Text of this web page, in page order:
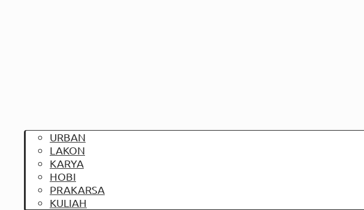
URBAN
LAKON
KARYA
HOBI
PRAKARSA
KULIAH